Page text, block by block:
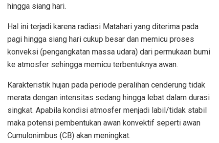
hingga siang hari.
Hal ini terjadi karena radiasi Matahari yang diterima pada
pagi hingga siang hari cukup besar dan memicu proses
konveksi (pengangkatan massa udara) dari permukaan bumi
ke atmosfer sehingga memicu terbentuknya awan.
Karakteristik hujan pada periode peralihan cenderung tidak
merata dengan intensitas sedang hingga lebat dalam durasi
singkat. Apabila kondisi atmosfer menjadi labil/tidak stabil
maka potensi pembentukan awan konvektif seperti awan
Cumulonimbus (CB) akan meningkat.